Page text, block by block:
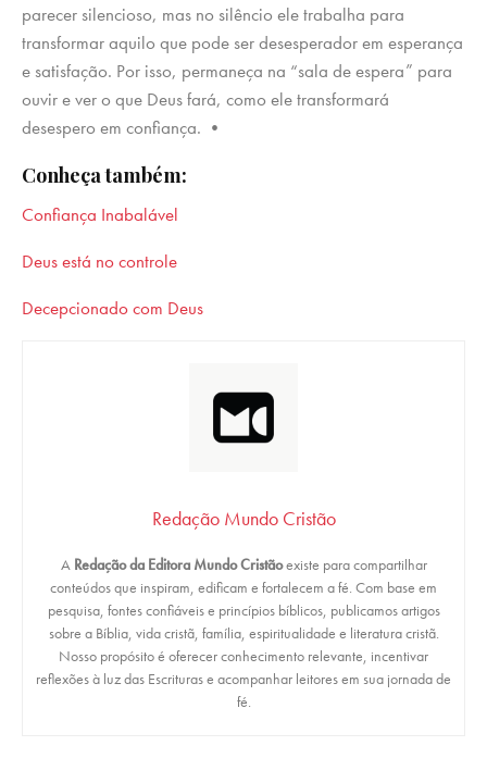
parecer silencioso, mas no silêncio ele trabalha para
transformar aquilo que pode ser desesperador em esperança
e satisfação. Por isso, permaneça na “sala de espera” para
ouvir e ver o que Deus fará, como ele transformará
desespero em confiança. •
Conheça também:
Confiança Inabalável
Deus está no controle
Decepcionado com Deus
Redação Mundo Cristão
A Redação da Editora Mundo Cristãoexiste para compartilhar
conteúdos que inspiram, edificam e fortalecem a fé. Com base em
pesquisa, fontes confiáveis e princípios bíblicos, publicamos artigos
sobre a Bíblia, vida cristã, família, espiritualidade e literatura cristã.
Nosso propósito é oferecer conhecimento relevante, incentivar
reflexões à luz das Escrituras e acompanhar leitores em sua jornada de
fé.